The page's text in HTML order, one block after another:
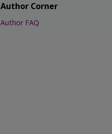
Author Corner
Author FAQ